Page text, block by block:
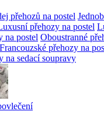
přehozů na postel
přehozy na postel
na postel Oboustranné
Francouzské přehozy na
na sedací soupravy